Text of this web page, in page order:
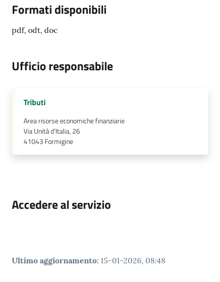
Formati disponibili
pdf, odt, doc
Ufficio responsabile
Tributi
Area risorse economiche finanziarie
Via Unità d'Italia, 26
41043 Formigine
Accedere al servizio
Ultimo aggiornamento: 15-01-2026, 08:48